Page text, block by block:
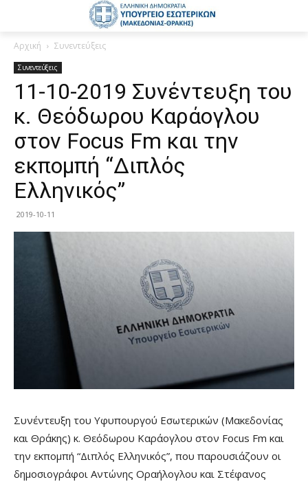
Αρχική Συνεντεύξεις
Συνεντεύξεις
11-10-2019 Συνέντευξη του
κ. Θεόδωρου Καράογλου
στον Focus Fm και την
εκπομπή “Διπλός
Ελληνικός”
2019-10-11
Συνέντευξη του Υφυπουργού Εσωτερικών (Μακεδονίας
και Θράκης) κ. Θεόδωρου Καράογλου στον Focus Fm και
την εκπομπή “Διπλός Ελληνικός”, που παρουσιάζουν οι
δημοσιογράφοι Αντώνης Οραήλογλου και Στέφανος